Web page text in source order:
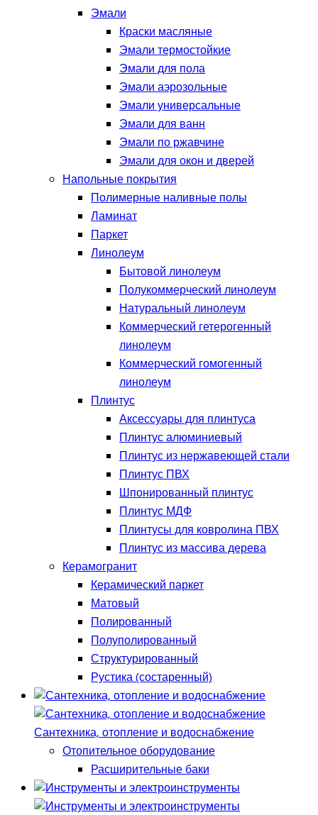
Эмали
Краски масляные
Эмали термостойкие
Эмали для пола
Эмали аэрозольные
Эмали универсальные
Эмали для ванн
Эмали по ржавчине
Эмали для окон и дверей
Напольные покрытия
Полимерные наливные полы
Ламинат
Паркет
Линолеум
Бытовой линолеум
Полукоммерческий линолеум
Натуральный линолеум
Коммерческий гетерогенный
линолеум
Коммерческий гомогенный
линолеум
Плинтус
Аксессуары для плинтуса
Плинтус алюминиевый
Плинтус из нержавеющей стали
Плинтус ПВХ
Шпонированный плинтус
Плинтус МДФ
Плинтусы для ковролина ПВХ
Плинтус из массива дерева
Керамогранит
Керамический паркет
Матовый
Полированный
Полуполированный
Структурированный
Рустика (состаренный)
Сантехника, отопление и водоснабжение
Отопительное оборудование
Расширительные баки